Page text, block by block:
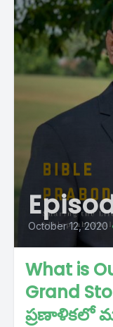
October 12, 2020
What is
Grand
ప్రణాళికలో